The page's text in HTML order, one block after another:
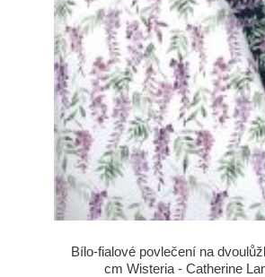
Bílo-fialové povlečení na
cm Wisteria - Catherine